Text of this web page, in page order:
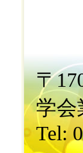
〒
学会
Tel: